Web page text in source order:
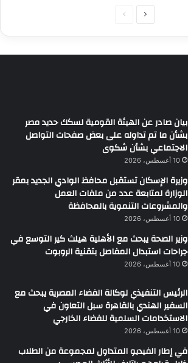
الصفحةالصفحة
بيان صادر عن الهيئة القومية لسكك حديد مصر
بشأن ما تم تداوله على بعض صفحات التواصل
الاجتماعي بشأن شكوى
10 أغسطس، 2026
وزيرة الإسكان تستقبل محافظ الوادي الجديد بمقر
الوزارة لمتابعة عدد من ملفات العمل
والمشروعات التنموية بالمحافظة
10 أغسطس، 2026
وزير الصحة يبحث مع الأهلية هيلث كير التوسع في
جراحات استبدال المفاصل بتقنية الروبوت
10 أغسطس، 2026
الرئيس التنفيذي لوكالة الفضاء المصرية يبحث مع
السفير الهندي بالقاهرة سبل التعاون في
الاستخدامات السلمية للفضاء الخارجي
10 أغسطس، 2026
في إطار الفيديو المتداول لمجموعة من الطلاب